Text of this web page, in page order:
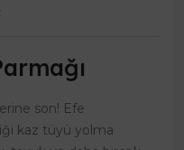
son! Efe
kaz tüyü yolma